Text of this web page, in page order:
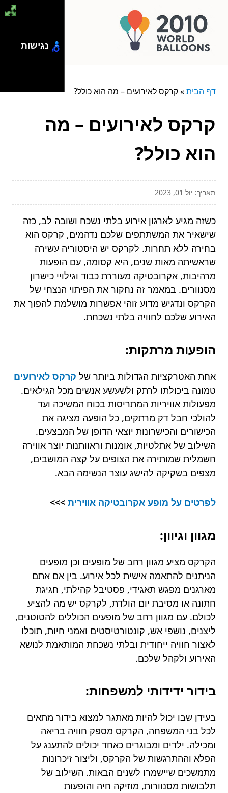
דף הבית»קרקס לאירועים – מה הוא כולל?
קרקס לאירועים – מה
הוא כולל?
תאריך: יול 01, 2023
כשזה מגיע לארגון אירוע בלתי נשכח ושובה לב, כזה
שישאיר את המשתתפים שלכם נדהמים, קרקס הוא
בחירה ללא תחרות. לקרקס יש היסטוריה עשירה
שראשיתה מאות שנים, היא קסומה, עם הופעות
מרהיבות, אקרובטיקה מעוררת כבוד וגילויי כישרון
מסנוורים. במאמר זה נחקור את הפיתוי הנצחי של
הקרקס ונדגיש מדוע זוהי אפשרות מושלמת להפוך את
האירוע שלכם לחוויה בלתי נשכחת.
הופעות מרתקות:
אחת האטרקציות הגדולות ביותר של קרקס לאירועים
טמונה ביכולתו לרתק ולשעשע אנשים מכל הגילאים.
מפעולות אוויריות המתריסות בכוח המשיכה ועד
להולכי חבל דק מרתקים, כל הופעה מציגה את
הכישורים והכישרונות יוצאי הדופן של המבצעים.
השילוב של אתלטיות, אומנות וראוותנות יוצר אווירה
חשמלית שמותירה את הצופים על קצה המושבים,
מצפים בשקיקה להישג עוצר הנשימה הבא.
לפרטים על מופע אקרובטיקה אווירית >>>
מגוון וגיוון:
הקרקס מציע מגוון רחב של מופעים וכן מופעים
הניתנים להתאמה אישית לכל אירוע. בין אם אתם
מארגנים מפגש תאגידי, פסטיבל קהילתי, חגיגת
חתונה או מסיבת יום הולדת, לקרקס יש מה להציע
לכולם. עם מגוון רחב של מופעים הכוללים להטוטנים,
ליצנים, נושפי אש, קונטורטיסטים ואמני חיות, תוכלו
לאצור חוויה ייחודית ובלתי נשכחת המותאמת לנושא
האירוע ולקהל שלכם.
בידור ידידותי למשפחות:
בעידן שבו יכול להיות מאתגר למצוא בידור מתאים
לכל בני המשפחה, הקרקס מספק חוויה בריאה
ומכילה. ילדים ומבוגרים כאחד יכולים להתענג על
הפלא וההתרגשות של הקרקס, וליצור זיכרונות
מתמשכים שיישמרו לשנים הבאות. השילוב של
תלבושות מסנוורות, מוזיקה חיה והופעות
נגישות